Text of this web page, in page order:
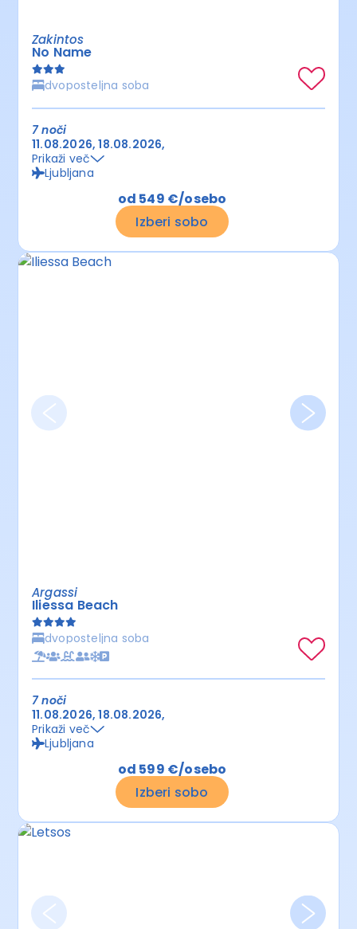
Zakintos
No Name
dvoposteljna soba
7 noči
11.08.2026 18.08.2026
Prikaži več
Ljubljana
od 549 €/osebo
Izberi sobo
Argassi
Iliessa Beach
dvoposteljna soba
7 noči
11.08.2026 18.08.2026
Prikaži več
Ljubljana
od 599 €/osebo
Izberi sobo